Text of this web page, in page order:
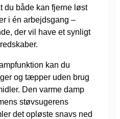
du både kan fjerne løst
i én arbejdsgang –
der vil have et synligt
kan du
og tæpper uden brug
Den varme damp
støvsugerens
det opløste snavs ned